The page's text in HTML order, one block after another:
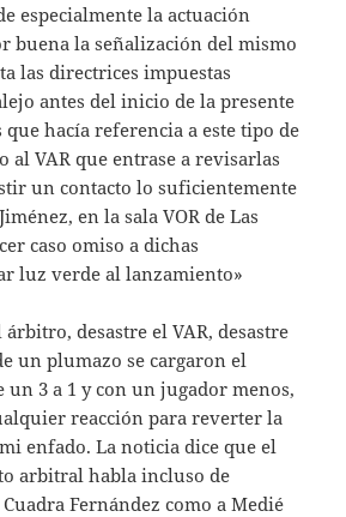
especialmente la actuación
buena la señalización del mismo
las directrices impuestas
antes del inicio de la presente
que hacía referencia a este tipo de
al VAR que entrase a revisarlas
un contacto lo suficientemente
en la sala VOR de Las
caso omiso a dichas
luz verde al lanzamiento»
árbitro, desastre el VAR, desastre
un plumazo se cargaron el
un 3 a 1 y con un jugador menos,
reacción para reverter la
enfado. La noticia dice que el
arbitral habla incluso de
Fernández como a Medié